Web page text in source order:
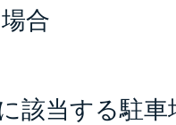
合
該当する駐